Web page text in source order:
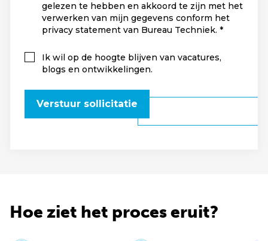
gelezen te hebben en akkoord te zijn met het
verwerken van mijn gegevens conform het
privacy statement van Bureau Techniek.
Ik wil op de hoogte blijven van vacatures,
blogs en ontwikkelingen.
Verstuur sollicitatie
Hoe ziet het proces eruit?